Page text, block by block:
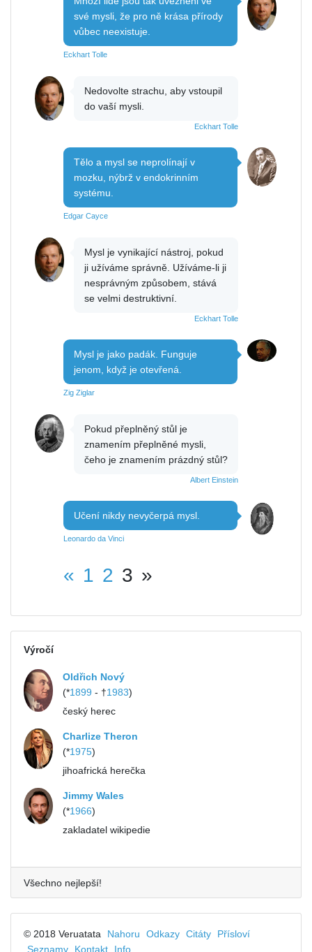
své mysli, že pro ně krása přírody
vůbec neexistuje.
Eckhart Tolle
Nedovolte strachu, aby vstoupil
do vaší mysli.
Eckhart Tolle
Tělo a mysl se neprolínají v
mozku, nýbrž v endokrinním
systému.
Edgar Cayce
Mysl je vynikající nástroj, pokud
ji užíváme správně. Užíváme-li ji
nesprávným způsobem, stává
se velmi destruktivní.
Eckhart Tolle
Mysl je jako padák. Funguje
jenom, když je otevřená.
Zig Ziglar
Pokud přeplněný stůl je
znamením přeplněné mysli,
čeho je znamením prázdný stůl?
Albert Einstein
Učení nikdy nevyčerpá mysl.
Leonardo da Vinci
« 1 2 3 »
Výročí
Oldřich Nový
(*1899 - †1983)
český herec
Charlize Theron
(*1975)
jihoafrická herečka
Jimmy Wales
(*1966)
zakladatel wikipedie
Všechno nejlepší!
© 2018 Veruatata Nahoru Odkazy Citáty
Přísloví
Seznamy
Kontakt Info